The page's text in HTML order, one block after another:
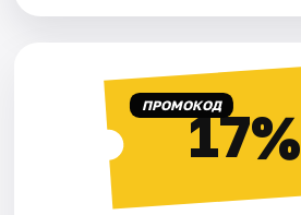
ПРОМОКОД17%